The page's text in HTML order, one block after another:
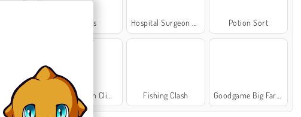
Cross Stitch Masters
Star Stable
Bubbits Potion Sort
Fishing Clash